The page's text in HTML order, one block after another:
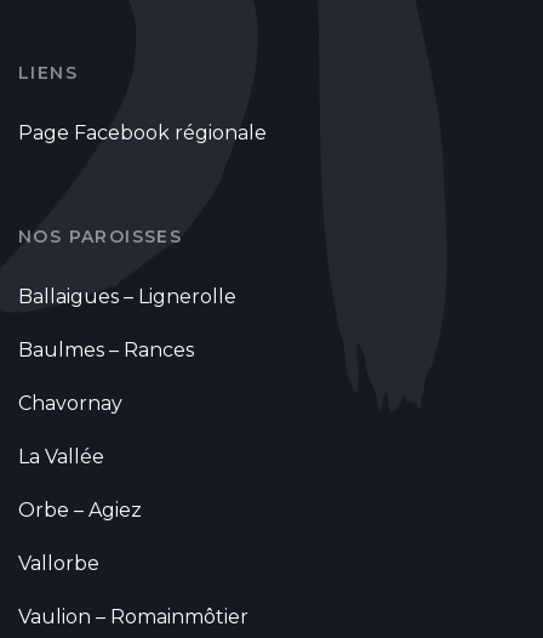
LIENS
Page Facebook régionale
NOS PAROISSES
Ballaigues – Lignerolle
Baulmes – Rances
Chavornay
La Vallée
Orbe – Agiez
Vallorbe
Vaulion – Romainmôtier